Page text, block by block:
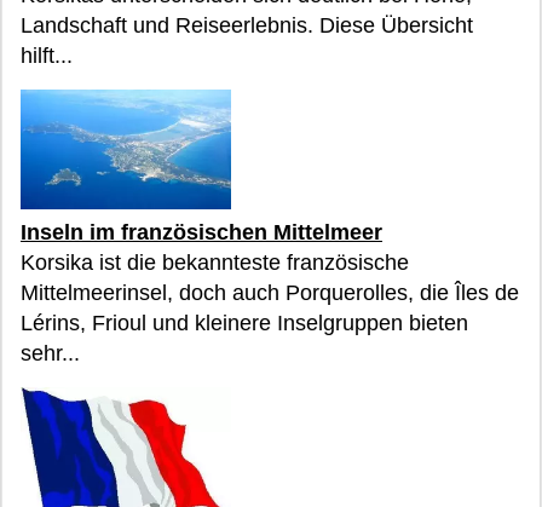
Landschaft und Reiseerlebnis. Diese Übersicht
hilft...
Inseln im französischen Mittelmeer
Korsika ist die bekannteste französische
Mittelmeerinsel, doch auch Porquerolles, die Îles de
Lérins, Frioul und kleinere Inselgruppen bieten
sehr...